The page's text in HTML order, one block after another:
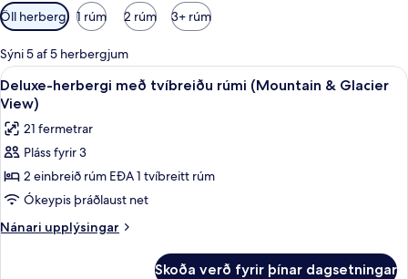
Síur
í
boði
fyrir
herbergi
Öll herbergi 1 rúm 2 rúm 3+ rúm
Sýni 5 af 5 herbergjum
Skoða
allar
myndir
fyrir
Deluxe-
herbergi
með
tvíbreiðu
Skrifborð, aukarúm, ókeypis
13
Deluxe-herbergi með tvíbreiðu rúmi (Mountain & Glacier
View)
21 fermetrar
Pláss fyrir 3
2 einbreið rúm EÐA 1 tvíbreitt rúm
Ókeypis þráðlaust net
Nánari upplýsingar
Nánari
Skoða verð fyrir þínar dagsetningar